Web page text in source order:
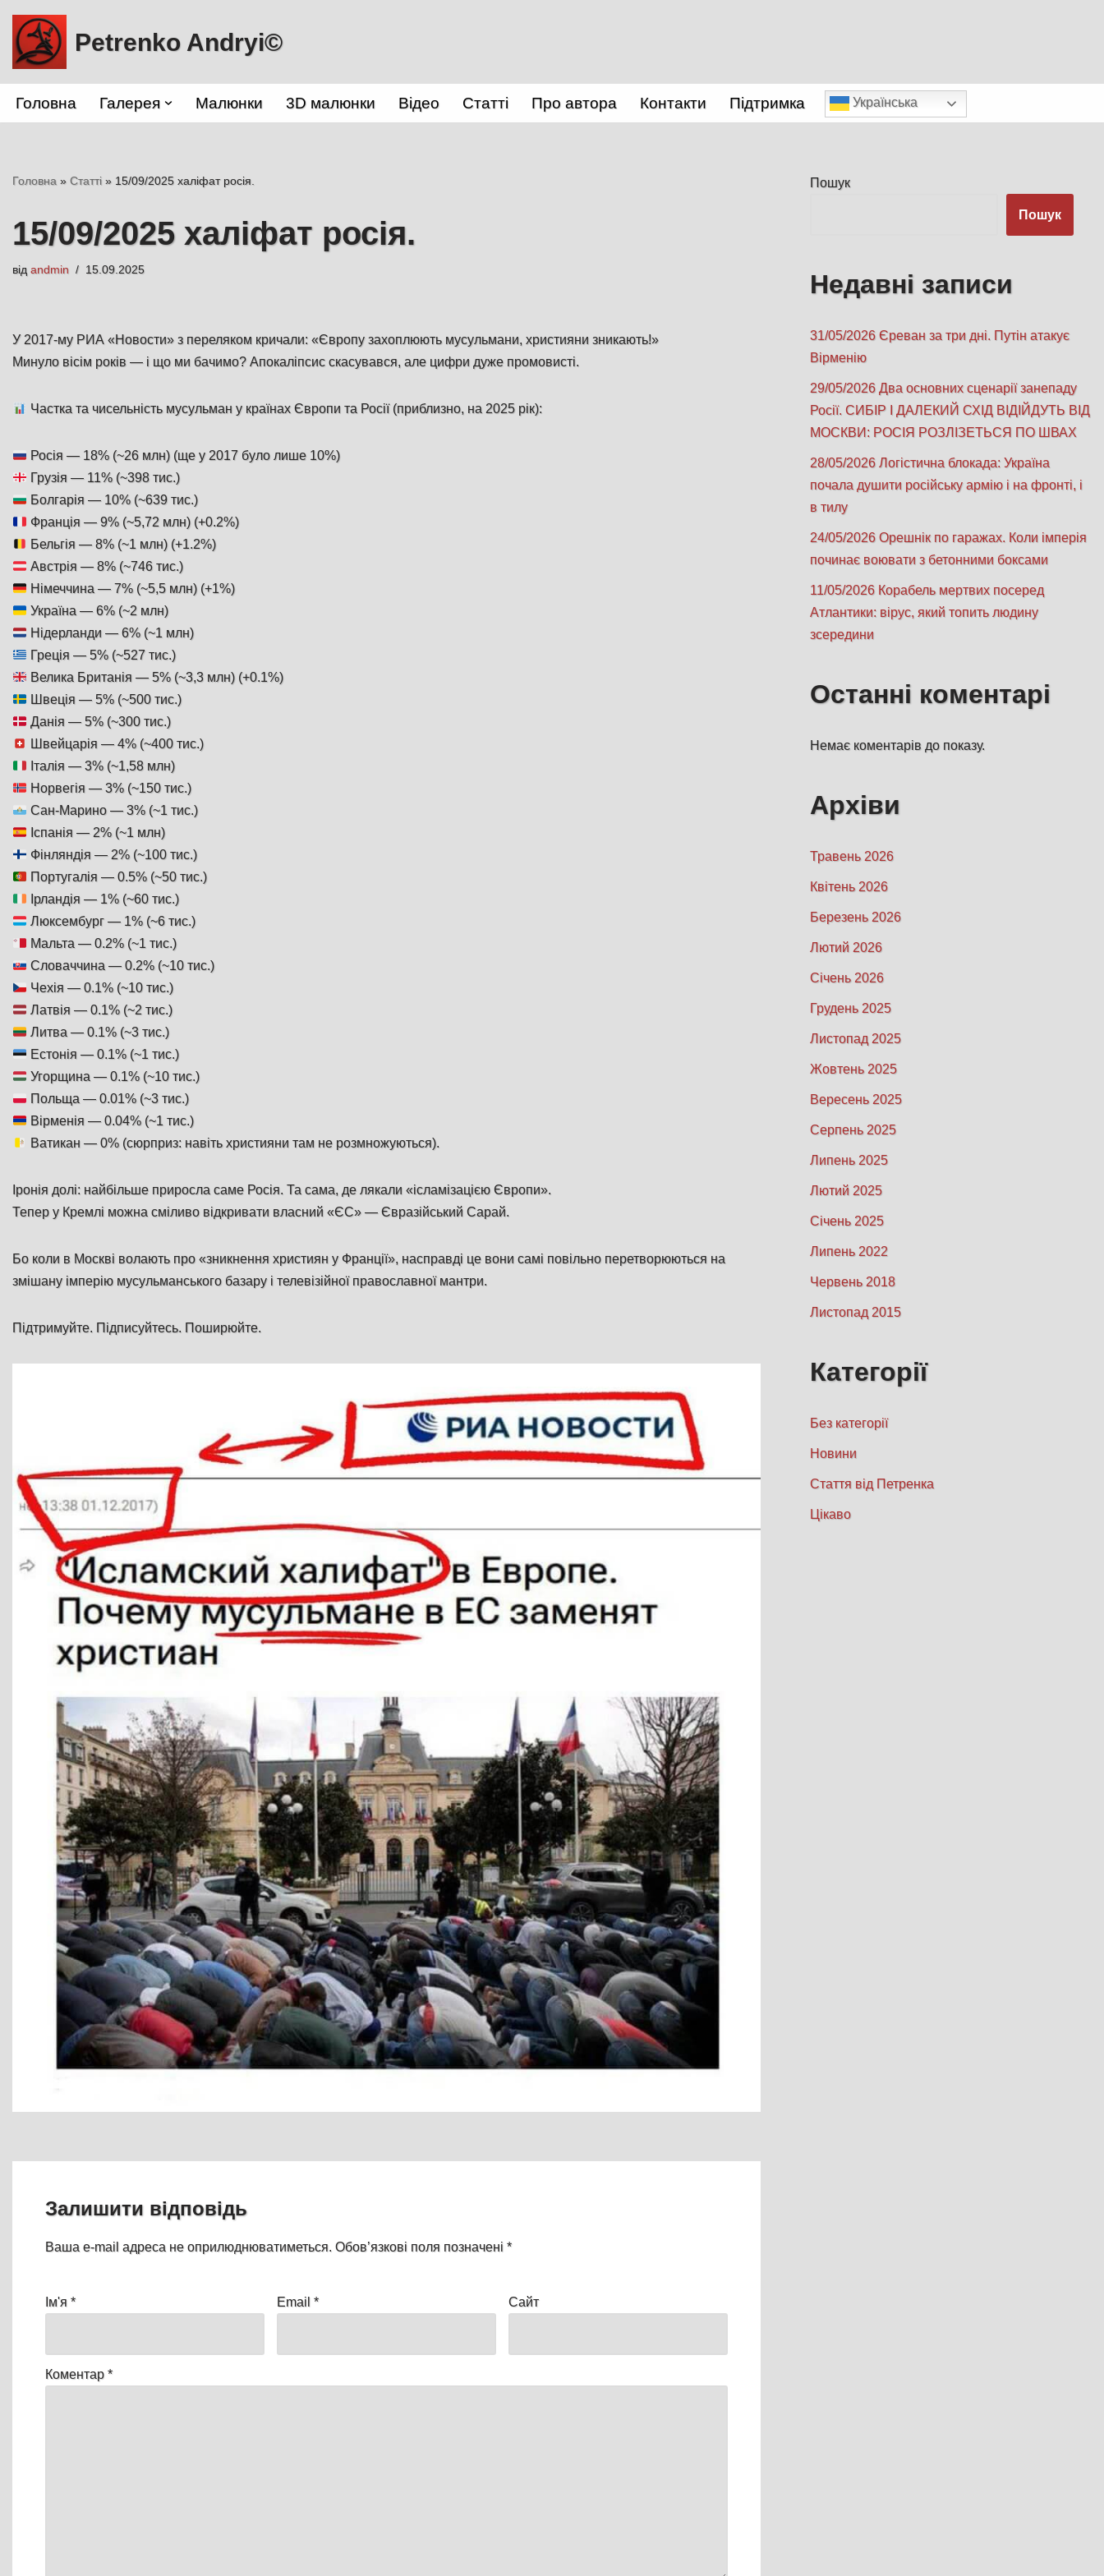
Перейти
до
Petrenko Andryi©
Головна Галерея Малюнки 3D малюнки Відео Статті Про автора Контакти Підтримка Українська
Головна » Статті » 15/09/2025 халіфат росія.
15/09/2025 халіфат росія.
від andmin 15.09.2025
У 2017-му РИА «Новости» з переляком кричали: «Європу захоплюють мусульмани, християни зникають!»
Минуло вісім років — і що ми бачимо? Апокаліпсис скасувався, але цифри дуже промовисті.
Частка та чисельність мусульман у країнах Європи та Росії (приблизно, на 2025 рік):
Росія — 18% (~26 млн) (ще у 2017 було лише 10%)
Грузія — 11% (~398 тис.)
Болгарія — 10% (~639 тис.)
Франція — 9% (~5,72 млн) (+0.2%)
Бельгія — 8% (~1 млн) (+1.2%)
Австрія — 8% (~746 тис.)
Німеччина — 7% (~5,5 млн) (+1%)
Україна — 6% (~2 млн)
Нідерланди — 6% (~1 млн)
Греція — 5% (~527 тис.)
Велика Британія — 5% (~3,3 млн) (+0.1%)
Швеція — 5% (~500 тис.)
Данія — 5% (~300 тис.)
Швейцарія — 4% (~400 тис.)
Італія — 3% (~1,58 млн)
Норвегія — 3% (~150 тис.)
Сан-Марино — 3% (~1 тис.)
Іспанія — 2% (~1 млн)
Фінляндія — 2% (~100 тис.)
Португалія — 0.5% (~50 тис.)
Ірландія — 1% (~60 тис.)
Люксембург — 1% (~6 тис.)
Мальта — 0.2% (~1 тис.)
Словаччина — 0.2% (~10 тис.)
Чехія — 0.1% (~10 тис.)
Латвія — 0.1% (~2 тис.)
Литва — 0.1% (~3 тис.)
Естонія — 0.1% (~1 тис.)
Угорщина — 0.1% (~10 тис.)
Польща — 0.01% (~3 тис.)
Вірменія — 0.04% (~1 тис.)
Ватикан — 0% (сюрприз: навіть християни там не розмножуються).
Іронія долі: найбільше приросла саме Росія. Та сама, де лякали «ісламізацією Європи».
Тепер у Кремлі можна сміливо відкривати власний «ЄС» — Євразійський Сарай.
Бо коли в Москві волають про «зникнення християн у Франції», насправді це вони самі повільно перетворюються на
змішану імперію мусульманського базару і телевізійної православної мантри.
Підтримуйте. Підписуйтесь. Поширюйте.
Залишити відповідь
Ваша e-mail адреса не оприлюднюватиметься. Обов’язкові поля позначені *
Ім'я * Email * Сайт
Коментар *
Пошук
Пошук
Недавні записи
31/05/2026 Єреван за три дні. Путін атакує
Вірменію
29/05/2026 Два основних сценарії занепаду
Росії. СИБІР І ДАЛЕКИЙ СХІД ВІДІЙДУТЬ ВІД
МОСКВИ: РОСІЯ РОЗЛІЗЕТЬСЯ ПО ШВАХ
28/05/2026 Логістична блокада: Україна
почала душити російську армію і на фронті, і
в тилу
24/05/2026 Орешнік по гаражах. Коли імперія
починає воювати з бетонними боксами
11/05/2026 Корабель мертвих посеред
Атлантики: вірус, який топить людину
зсередини
Останні коментарі
Немає коментарів до показу.
Архіви
Травень 2026
Квітень 2026
Березень 2026
Лютий 2026
Січень 2026
Грудень 2025
Листопад 2025
Жовтень 2025
Вересень 2025
Серпень 2025
Липень 2025
Лютий 2025
Січень 2025
Липень 2022
Червень 2018
Листопад 2015
Категорії
Без категорії
Новини
Стаття від Петренка
Цікаво